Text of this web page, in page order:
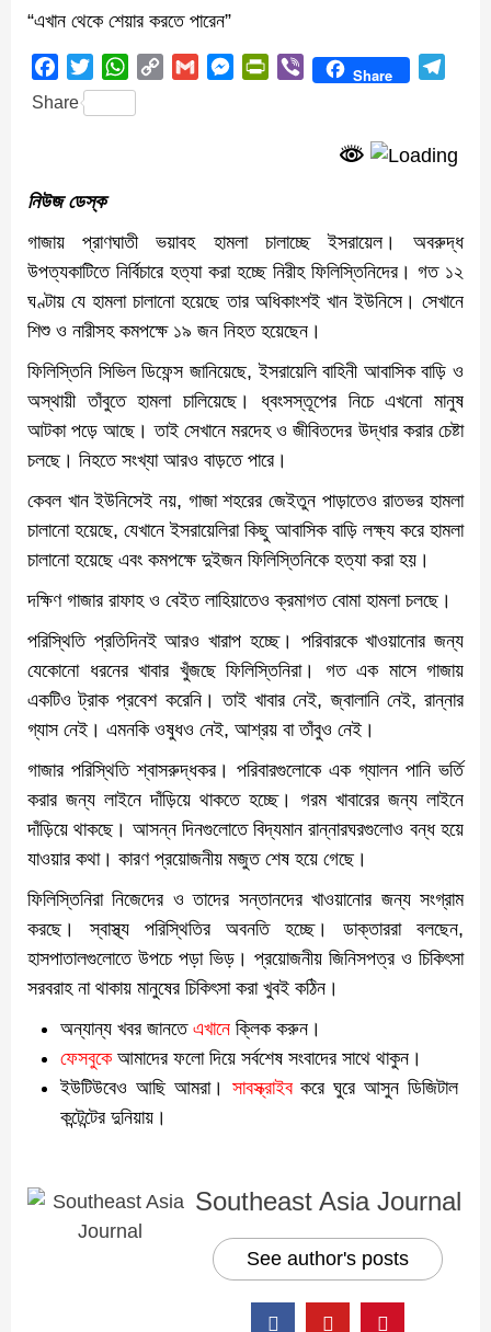
“এখান থেকে শেয়ার করতে পারেন”
Facebook
TwitterWhatsApp
Copy
Gmail MessengerPrintFriendly
Viber Share
Share
নিউজ ডেস্ক
গাজায় প্রাণঘাতী ভয়াবহ হামলা চালাচ্ছে ইসরায়েল। অবরুদ্ধ
উপত্যকাটিতে নির্বিচারে হত্যা করা হচ্ছে নিরীহ ফিলিস্তিনিদের। গত ১২
ঘণ্টায় যে হামলা চালানো হয়েছে তার অধিকাংশই খান ইউনিসে। সেখানে
শিশু ও নারীসহ কমপক্ষে ১৯ জন নিহত হয়েছেন।
ফিলিস্তিনি সিভিল ডিফেন্স জানিয়েছে, ইসরায়েলি বাহিনী আবাসিক বাড়ি ও
অস্থায়ী তাঁবুতে হামলা চালিয়েছে। ধ্বংসস্তূপের নিচে এখনো মানুষ
আটকা পড়ে আছে। তাই সেখানে মরদেহ ও জীবিতদের উদ্ধার করার চেষ্টা
চলছে। নিহতে সংখ্যা আরও বাড়তে পারে।
কেবল খান ইউনিসেই নয়, গাজা শহরের জেইতুন পাড়াতেও রাতভর হামলা
চালানো হয়েছে, যেখানে ইসরায়েলিরা কিছু আবাসিক বাড়ি লক্ষ্য করে হামলা
চালানো হয়েছে এবং কমপক্ষে দুইজন ফিলিস্তিনিকে হত্যা করা হয়।
দক্ষিণ গাজার রাফাহ ও বেইত লাহিয়াতেও ক্রমাগত বোমা হামলা চলছে।
পরিস্থিতি প্রতিদিনই আরও খারাপ হচ্ছে। পরিবারকে খাওয়ানোর জন্য
যেকোনো ধরনের খাবার খুঁজছে ফিলিস্তিনিরা। গত এক মাসে গাজায়
একটিও ট্রাক প্রবেশ করেনি। তাই খাবার নেই, জ্বালানি নেই, রান্নার
গ্যাস নেই। এমনকি ওষুধও নেই, আশ্রয় বা তাঁবুও নেই।
গাজার পরিস্থিতি শ্বাসরুদ্ধকর। পরিবারগুলোকে এক গ্যালন পানি ভর্তি
করার জন্য লাইনে দাঁড়িয়ে থাকতে হচ্ছে। গরম খাবারের জন্য লাইনে
দাঁড়িয়ে থাকছে। আসন্ন দিনগুলোতে বিদ্যমান রান্নারঘরগুলোও বন্ধ হয়ে
যাওয়ার কথা। কারণ প্রয়োজনীয় মজুত শেষ হয়ে গেছে।
ফিলিস্তিনিরা নিজেদের ও তাদের সন্তানদের খাওয়ানোর জন্য সংগ্রাম
করছে। স্বাস্থ্য পরিস্থিতির অবনতি হচ্ছে। ডাক্তাররা বলছেন,
হাসপাতালগুলোতে উপচে পড়া ভিড়। প্রয়োজনীয় জিনিসপত্র ও চিকিৎসা
সরবরাহ না থাকায় মানুষের চিকিৎসা করা খুবই কঠিন।
অন্যান্য খবর জানতে এখানে ক্লিক করুন।
ফেসবুকেআমাদের ফলো দিয়ে সর্বশেষ সংবাদের সাথে থাকুন।
ইউটিউবেও আছি আমরা। সাবস্ক্রাইব করে ঘুরে আসুন ডিজিটাল
কন্টেন্টের দুনিয়ায়।
Southeast Asia Journal
See author's posts